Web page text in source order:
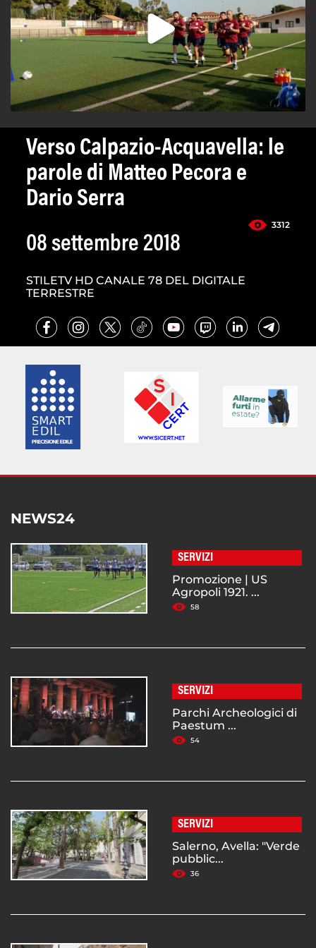
Verso Calpazio-Acquavella: le
parole di Matteo Pecora e
Dario Serra
3312
08 settembre 2018
STILETV HD CANALE 78 DEL DIGITALE
TERRESTRE
NEWS24
SERVIZI
Promozione | US
Agropoli 1921. ...
58
SERVIZI
Parchi Archeologici di
Paestum ...
54
SERVIZI
Salerno, Avella: "Verde
pubblic...
36